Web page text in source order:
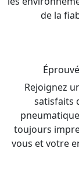
de la
Rejoignez
satisfaits
toujours
vous et votre